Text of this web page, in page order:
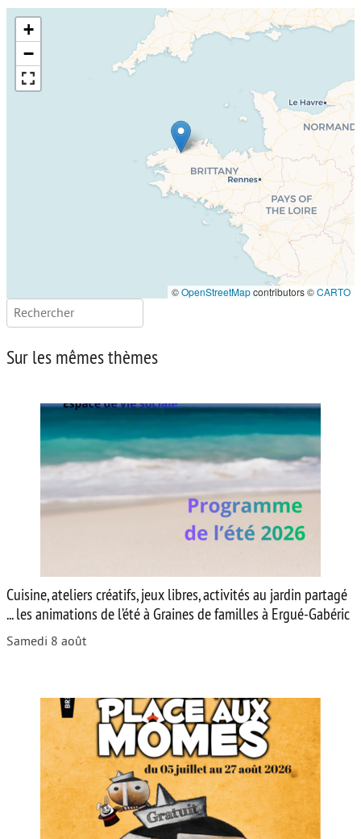
+
−
©OpenStreetMapcontributors ©CARTO
Rechercher :
Sur les mêmes thèmes
Cuisine, ateliers créatifs, jeux libres, activités au jardin partagé
... les animations de l’été à Graines de familles à Ergué-Gabéric
Samedi 8 août